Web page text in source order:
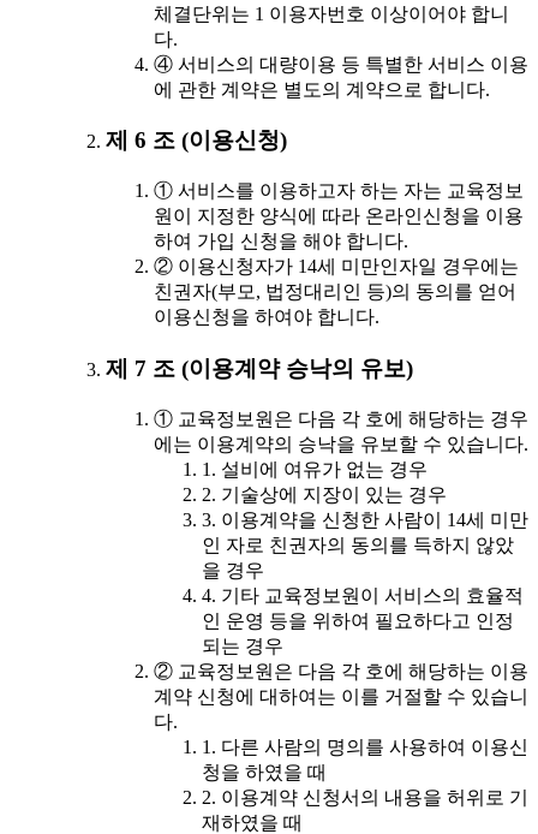
체결단위는 1 이용자번호 이상이어야 합니
다.
④ 서비스의 대량이용 등 특별한 서비스 이용
에 관한 계약은 별도의 계약으로 합니다.
제 6 조 (이용신청)
① 서비스를 이용하고자 하는 자는 교육정보
원이 지정한 양식에 따라 온라인신청을 이용
하여 가입 신청을 해야 합니다.
② 이용신청자가 14세 미만인자일 경우에는
친권자(부모, 법정대리인 등)의 동의를 얻어
이용신청을 하여야 합니다.
제 7 조 (이용계약 승낙의 유보)
① 교육정보원은 다음 각 호에 해당하는 경우
에는 이용계약의 승낙을 유보할 수 있습니다.
1. 설비에 여유가 없는 경우
2. 기술상에 지장이 있는 경우
3. 이용계약을 신청한 사람이 14세 미만
인 자로 친권자의 동의를 득하지 않았
을 경우
4. 기타 교육정보원이 서비스의 효율적
인 운영 등을 위하여 필요하다고 인정
되는 경우
② 교육정보원은 다음 각 호에 해당하는 이용
계약 신청에 대하여는 이를 거절할 수 있습니
다.
1. 다른 사람의 명의를 사용하여 이용신
청을 하였을 때
2. 이용계약 신청서의 내용을 허위로 기
재하였을 때